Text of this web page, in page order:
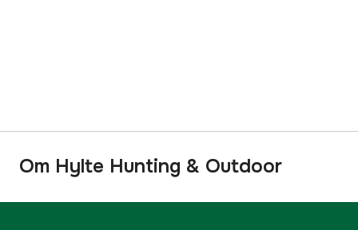
Om Hylte Hunting & Outdoor